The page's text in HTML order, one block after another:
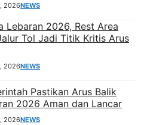
2026NEWS
Lebaran 2026, Rest Area
Tol Jadi Titik Kritis Arus
2026NEWS
Pastikan Arus Balik
2026 Aman dan Lancar
2026NEWS